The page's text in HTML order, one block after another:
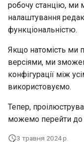
робочу станцію, ми
налаштування
функціональністю.
Якщо натомість ми
версіями, ми
конфігурації між
використовуємо.
Тепер,
можемо перейти до
3 травня 2024 р.